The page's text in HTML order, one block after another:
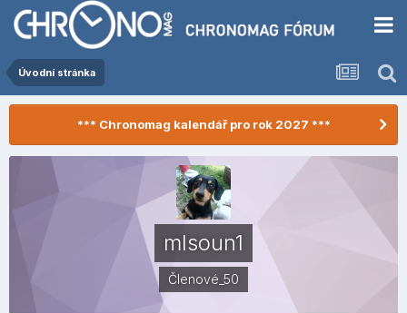
Úvodní stránka
*** Chronomag kalendář pro rok 2027 ***
mlsoun1
Členové_50